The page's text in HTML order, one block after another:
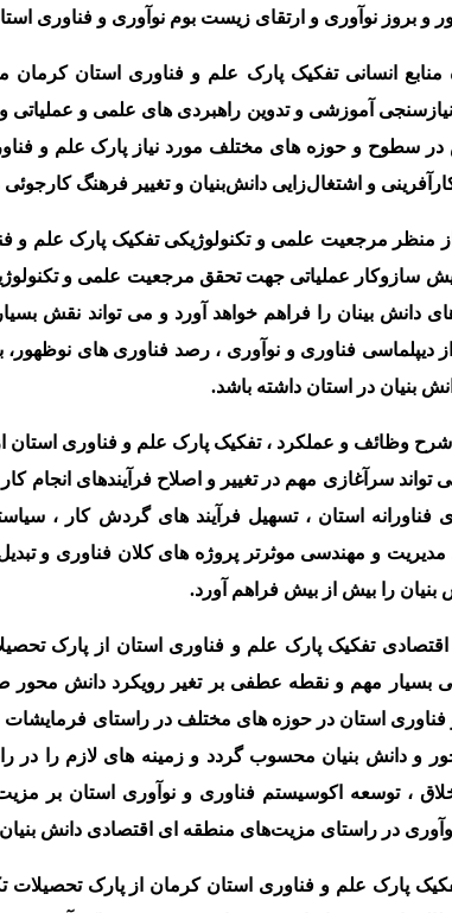
و بروز نوآوری و ارتقای زیست بوم نوآوری و فناوری
منابع انسانی تفکیک پارک علم و فناوری استان
آموزشی و تدوین راهبردی های علمی و عملیاتی
سطوح و حوزه های مختلف مورد نیاز پارک علم و
و اشتغال‌زایی دانش‌بنیان و تغییر فرهنگ
منظر مرجعیت علمی و تکنولوژیکی تفکیک پارک علم و
سازوکار عملیاتی جهت تحقق مرجعیت علمی و
دانش بینان را فراهم خواهد آورد و می تواند نقش
از دیپلماسی فناوری و نوآوری ، رصد فناوری های
بنیان در استان داشته باشد.
شرح وظائف و عملکرد ، تفکیک پارک علم و فناوری استان
تواند سرآغازی مهم در تغییر و اصلاح فرآیندهای انجام
فناورانه استان ، تسهیل فرآیند های گردش کار ،
مدیریت و مهندسی موثرتر پروژه های کلان فناوری و
بنیان را بیش از بیش فراهم آورد.
اقتصادی تفکیک پارک علم و فناوری استان از پارک
بسیار مهم و نقطه عطفی بر تغیر رویکرد دانش
فناوری استان در حوزه های مختلف در راستای
و دانش بنیان محسوب گردد و زمینه های لازم را در
، توسعه اکوسیستم فناوری و نوآوری استان بر
در راستای مزیت‌های منطقه ای اقتصادی دانش
پارک علم و فناوری استان کرمان از پارک تحصیلات